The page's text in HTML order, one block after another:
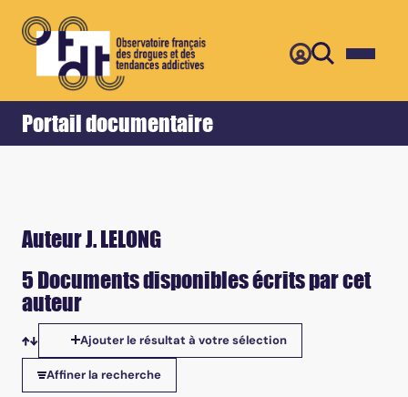
Portail documentaire
Accueil Retour
Auteur J. LELONG
5 Documents disponibles écrits par cet
auteur
Tris disponibles
Ajouter le résultat à votre sélection
Affiner la recherche